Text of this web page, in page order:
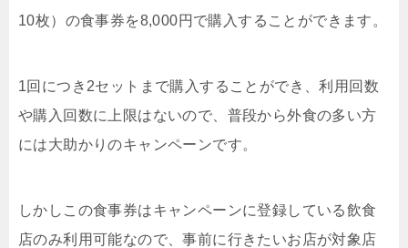
10枚）の食事券を8,000円で購入することができます。
1回につき2セットまで購入することができ、利用回数
や購入回数に上限はないので、普段から外食の多い方
には大助かりのキャンペーンです。
しかしこの食事券はキャンペーンに登録している飲食
店のみ利用可能なので、事前に行きたいお店が対象店